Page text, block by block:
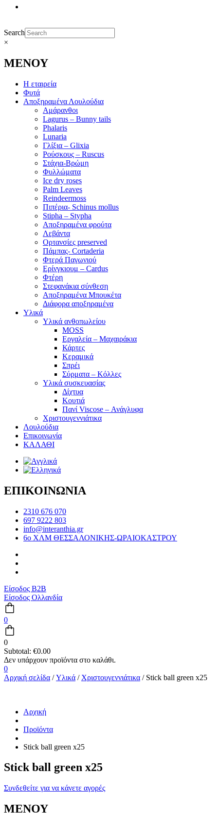
Search
×
ΜΕΝΟΥ
Η εταιρεία
Φυτά
Αποξηραμένα Λουλούδια
Αμάρανθοι
Lagurus – Bunny tails
Phalaris
Lunaria
Γλίξια – Glixia
Ρούσκους – Ruscus
Στάχια-Βρώμη
Φυλλώματα
Ice dry roses
Palm Leaves
Reindeermoss
Πιπέρια- Schinus mollus
Stipha – Stypha
Αποξηραμένα φρούτα
Λεβάντα
Ορτανσίες preserved
Πάμπας- Cortaderia
Φτερά Παγωνιού
Ερίνγκιουμ – Cardus
Φτέρη
Στεφανάκια σύνθεση
Αποξηραμένα Μπουκέτα
Διάφορα αποξηραμένα
Υλικά
Υλικά ανθοπωλείου
MOSS
Εργαλεία – Μαχαιράκια
Κάρτες
Κεραμικά
Σπρέι
Σύρματα – Κόλλες
Υλικά συσκευασίας
Δίχτυα
Κουτιά
Πανί Viscose – Ανάγλυφα
Χριστουγεννιάτικα
Λουλούδια
Επικοινωνία
ΚΑΛΑΘΙ
ΕΠΙΚΟΙΝΩΝΙΑ
2310 676 070
697 9222 803
info@interanthia.gr
6ο ΧΛΜ ΘΕΣΣΑΛΟΝΙΚΗΣ-ΩΡΑΙΟΚΑΣΤΡΟΥ
Είσοδος B2B
Είσοδος Ολλανδία
0
0
Subtotal: €0.00
0
Αρχική σελίδα /Υλικά / Χριστουγεννιάτικα / Stick ball green x25
Αρχική
Προϊόντα
Stick ball green x25
Stick ball green x25
Συνδεθείτε για να κάνετε αγορές
ΜΕΝΟΥ